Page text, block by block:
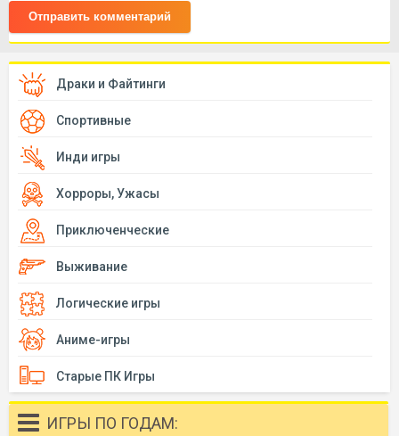
Отправить комментарий
Драки и Файтинги
Спортивные
Инди игры
Хорроры, Ужасы
Приключенческие
Выживание
Логические игры
Аниме-игры
Старые ПК Игры
ИГРЫ ПО ГОДАМ: